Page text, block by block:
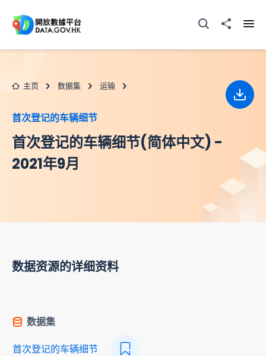
打开搜寻器分享至
主页 数据集 运输
首次登记的车辆细节
首次登记的车辆细节(简体中文) -
2021年9月
下载
数据资源的详细资料
数据集
首次登记的车辆细节